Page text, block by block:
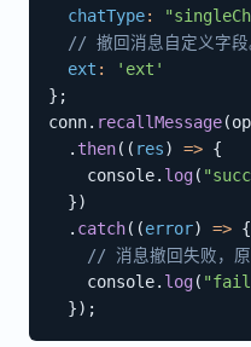
chatType:
// 撤回消息自定义字段
ext :
'ext'
} ;
conn. recallMessage(
. then( ( res) => {
    console
. log(
})
. catch( (error) => {
// 消息撤回失败，
    console
. log(
}) ;